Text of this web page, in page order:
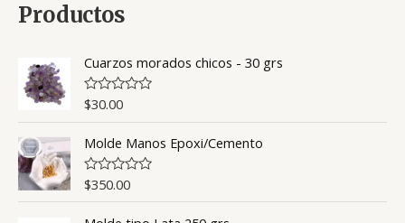
Productos
Cuarzos morados chicos - 30 grs
V
o
a
d
o
c
o
$30.00
Molde Manos Epoxi/Cemento
V
$350.00